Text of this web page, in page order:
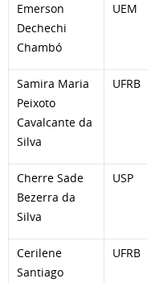
Emerson
Dechechi
Chambó
UEM
Samira Maria
Peixoto
Cavalcante da
Silva
UFRB
Cherre Sade
Bezerra da
Silva
USP
Cerilene
Santiago
UFRB